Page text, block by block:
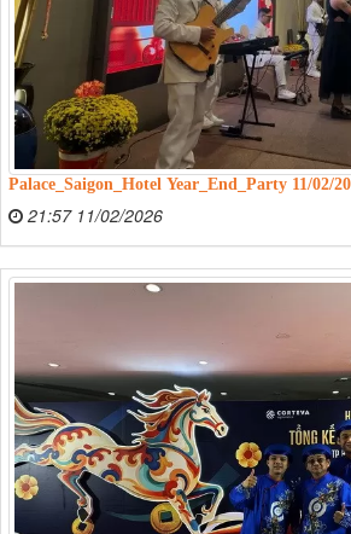
Palace_Saigon_Hotel Year_End_Party 11/02/
21:57 11/02/2026